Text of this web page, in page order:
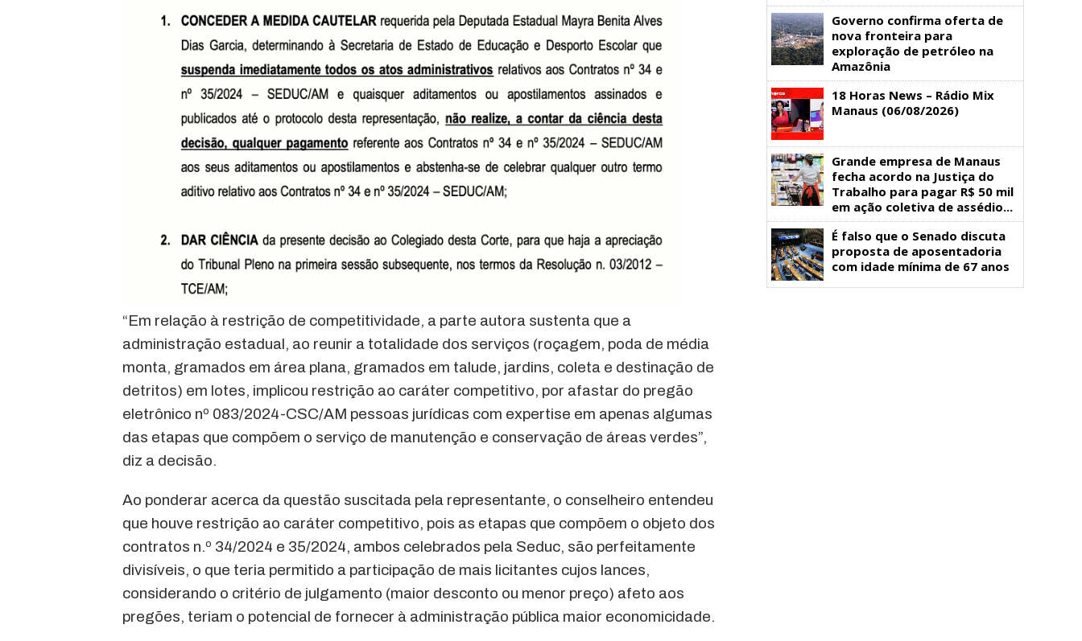
“Em relação à restrição de competitividade, a parte autora sustenta que a
administração estadual, ao reunir a totalidade dos serviços (roçagem, poda de média
monta, gramados em área plana, gramados em talude, jardins, coleta e destinação de
detritos) em lotes, implicou restrição ao caráter competitivo, por afastar do pregão
eletrônico nº 083/2024-CSC/AM pessoas jurídicas com expertise em apenas algumas
das etapas que compõem o serviço de manutenção e conservação de áreas verdes”,
diz a decisão.
Ao ponderar acerca da questão suscitada pela representante, o conselheiro entendeu
que houve restrição ao caráter competitivo, pois as etapas que compõem o objeto dos
contratos n.º 34/2024 e 35/2024, ambos celebrados pela Seduc, são perfeitamente
divisíveis, o que teria permitido a participação de mais licitantes cujos lances,
considerando o critério de julgamento (maior desconto ou menor preço) afeto aos
pregões, teriam o potencial de fornecer à administração pública maior economicidade.
Governo confirma oferta de
nova fronteira para
exploração de petróleo na
Amazônia
18 Horas News​​​​​​​​​​​​ – Rádio Mix
Manaus (06/08/2026)
Grande empresa de Manaus
fecha acordo na Justiça do
Trabalho para pagar R$ 50 mil
em ação coletiva de assédio...
É falso que o Senado discuta
proposta de aposentadoria
com idade mínima de 67 anos